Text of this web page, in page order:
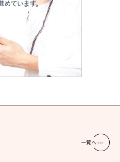
一覧へ